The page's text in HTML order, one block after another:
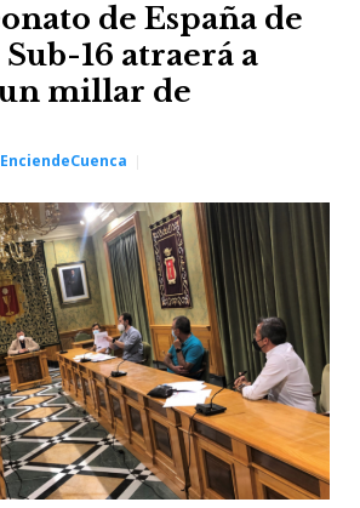
de España de
16 atraerá a
millar de
EnciendeCuenca